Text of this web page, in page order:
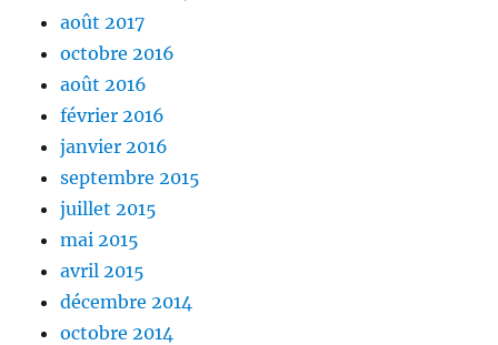
août 2017
octobre 2016
août 2016
février 2016
janvier 2016
septembre 2015
juillet 2015
mai 2015
avril 2015
décembre 2014
octobre 2014